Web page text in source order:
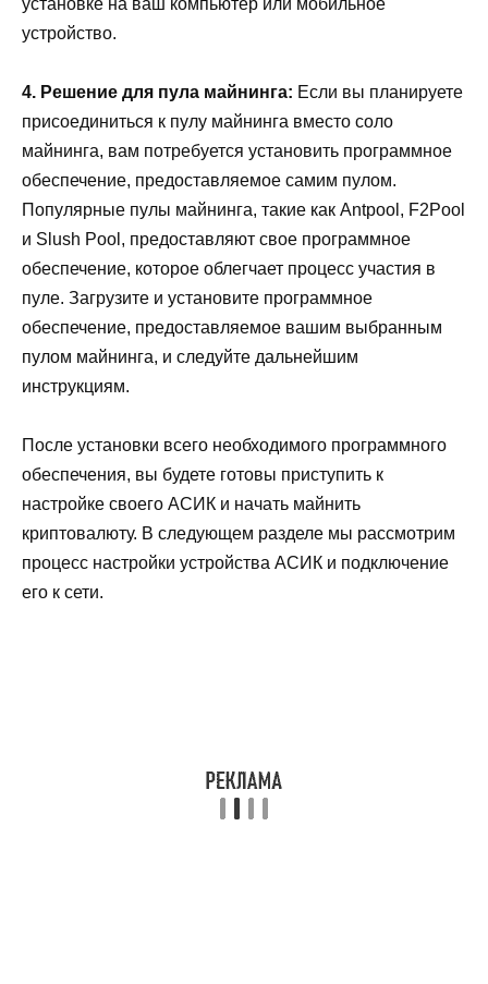
устройство.
4. Решение для пула майнинга: Если вы планируете
присоединиться к пулу майнинга вместо соло
майнинга, вам потребуется установить программное
обеспечение, предоставляемое самим пулом.
Популярные пулы майнинга, такие как Antpool, F2Pool
и Slush Pool, предоставляют свое программное
обеспечение, которое облегчает процесс участия в
пуле. Загрузите и установите программное
обеспечение, предоставляемое вашим выбранным
пулом майнинга, и следуйте дальнейшим
инструкциям.
После установки всего необходимого программного
обеспечения, вы будете готовы приступить к
настройке своего АСИК и начать майнить
криптовалюту. В следующем разделе мы рассмотрим
процесс настройки устройства АСИК и подключение
его к сети.